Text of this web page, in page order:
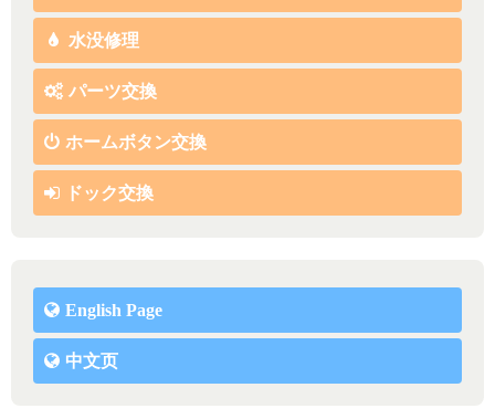
水没修理
パーツ交換
ホームボタン交換
ドック交換
English Page
中文页